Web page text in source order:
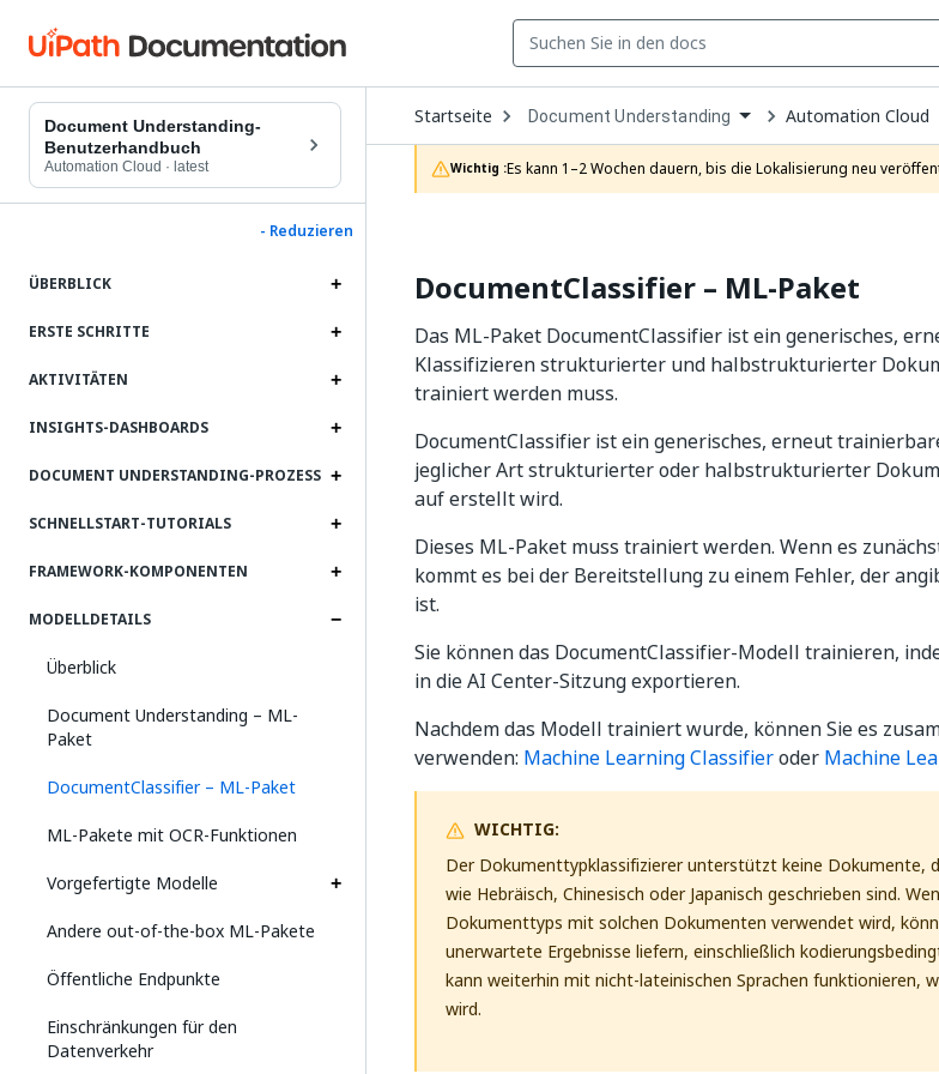
Document Understanding-
Benutzerhandbuch
Automation Cloud · latest
- Reduzieren
ÜBERBLICK
ERSTE SCHRITTE
AKTIVITÄTEN
INSIGHTS-DASHBOARDS
DOCUMENT UNDERSTANDING-PROZESS
SCHNELLSTART-TUTORIALS
FRAMEWORK-KOMPONENTEN
MODELLDETAILS
Überblick
Document Understanding – ML-
Paket
DocumentClassifier – ML-Paket
ML-Pakete mit OCR-Funktionen
Vorgefertigte Modelle
Andere out-of-the-box ML-Pakete
Öffentliche Endpunkte
Einschränkungen für den
Datenverkehr
Startseite Open
Dropdown
to
choose
product
Document Understanding Automation Cloud
Wichtig :Es kann 1–2 Wochen dauern, bis die Lokalisierung neu
DocumentClassifier – ML-Paket
Das ML-Paket DocumentClassifier ist ein generisches,
Klassifizieren strukturierter und halbstrukturierter
trainiert werden muss.
DocumentClassifier ist ein generisches, erneut
jeglicher Art strukturierter oder halbstrukturierter
auf erstellt wird.
Dieses ML-Paket muss trainiert werden. Wenn es
kommt es bei der Bereitstellung zu einem Fehler, der
ist.
Sie können das DocumentClassifier-Modell trainieren,
in die AI Center-Sitzung exportieren.
Nachdem das Modell trainiert wurde, können Sie es
verwenden: Machine Learning Classifieroder Machine
WICHTIG:
Der Dokumenttypklassifizierer unterstützt keine Dokumente,
wie Hebräisch, Chinesisch oder Japanisch geschrieben sind.
Dokumenttyps mit solchen Dokumenten verwendet wird,
unerwartete Ergebnisse liefern, einschließlich
kann weiterhin mit nicht-lateinischen Sprachen funktionieren,
wird.